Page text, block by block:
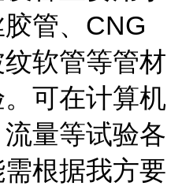
管、CNG
软管等管材
可在计算机
量等试验各
根据我方要